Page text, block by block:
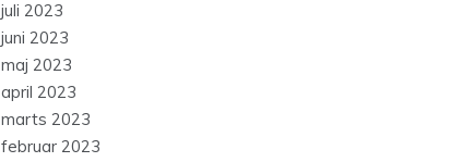
juli 2023
juni 2023
maj 2023
april 2023
marts 2023
februar 2023